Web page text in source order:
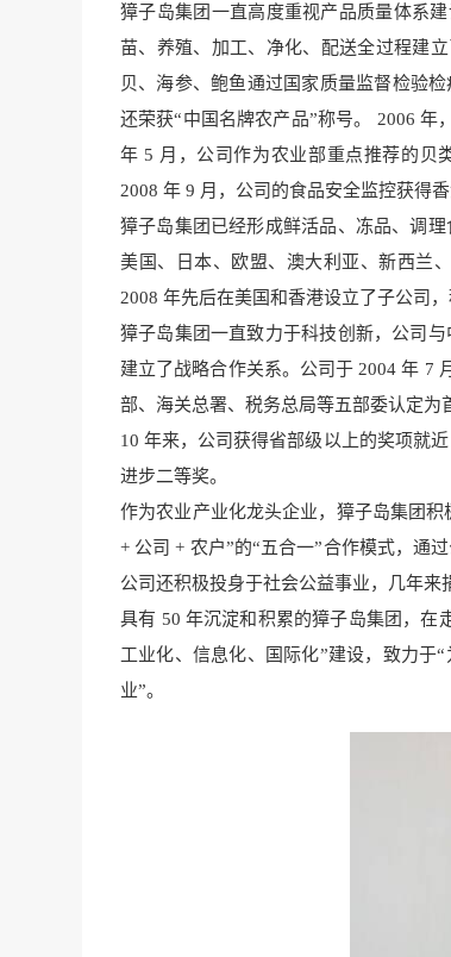
獐子岛集团一直高度重视产品质量体系
苗、养殖、加工、净化、配送全过程建
贝、海参、鲍鱼通过国家质量监督检验
还荣获“中国名牌农产品”称号。 2006 年
年 5 月，公司作为农业部重点推荐的贝
2008 年 9 月，公司的食品安全监控获得
獐子岛集团已经形成鲜活品、冻品、调
美国、日本、欧盟、澳大利亚、新西兰
2008 年先后在美国和香港设立了子公司
獐子岛集团一直致力于科技创新，公司
建立了战略合作关系。公司于 2004 年 7
部、海关总署、税务总局等五部委认定为
10 年来，公司获得省部级以上的奖项就
进步二等奖。
作为农业产业化龙头企业，獐子岛集团
+ 公司 + 农户”的“五合一”合作模式，通
公司还积极投身于社会公益事业，几年来
具有 50 年沉淀和积累的獐子岛集团，在
工业化、信息化、国际化”建设，致力于
业”。